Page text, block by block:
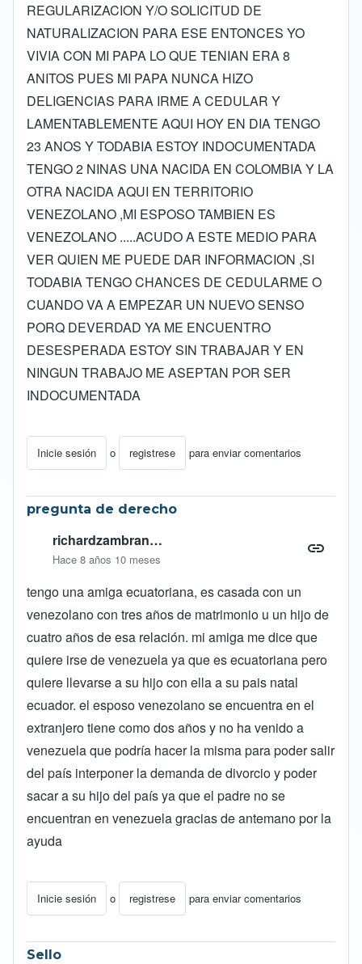
REGULARIZACION Y/O SOLICITUD DE
NATURALIZACION PARA ESE ENTONCES YO
VIVIA CON MI PAPA LO QUE TENIAN ERA 8
ANITOS PUES MI PAPA NUNCA HIZO
DELIGENCIAS PARA IRME A CEDULAR Y
LAMENTABLEMENTE AQUI HOY EN DIA TENGO
23 ANOS Y TODABIA ESTOY INDOCUMENTADA
TENGO 2 NINAS UNA NACIDA EN COLOMBIA Y LA
OTRA NACIDA AQUI EN TERRITORIO
VENEZOLANO ,MI ESPOSO TAMBIEN ES
VENEZOLANO .....ACUDO A ESTE MEDIO PARA
VER QUIEN ME PUEDE DAR INFORMACION ,SI
TODABIA TENGO CHANCES DE CEDULARME O
CUANDO VA A EMPEZAR UN NUEVO SENSO
PORQ DEVERDAD YA ME ENCUENTRO
DESESPERADA ESTOY SIN TRABAJAR Y EN
NINGUN TRABAJO ME ASEPTAN POR SER
INDOCUMENTADA
Inicie sesión o registrese para enviar comentarios
pregunta de derecho
richardzambran…
Hace 8 años 10 meses
tengo una amiga ecuatoriana, es casada con un
venezolano con tres años de matrimonio u un hijo de
cuatro años de esa relación. mi amiga me dice que
quiere irse de venezuela ya que es ecuatoriana pero
quiere llevarse a su hijo con ella a su pais natal
ecuador. el esposo venezolano se encuentra en el
extranjero tiene como dos años y no ha venido a
venezuela que podría hacer la misma para poder salir
del país interponer la demanda de divorcio y poder
sacar a su hijo del país ya que el padre no se
encuentran en venezuela gracias de antemano por la
ayuda
Inicie sesión o registrese para enviar comentarios
Sello